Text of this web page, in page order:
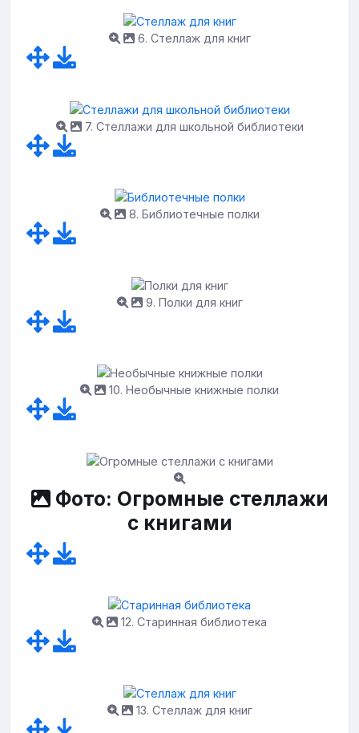
6. Стеллаж для книг
7. Стеллажи для школьной библиотеки
8. Библиотечные полки
9. Полки для книг
10. Необычные книжные полки
Фото: Огромные стеллажи
с книгами
12. Старинная библиотека
13. Стеллаж для книг